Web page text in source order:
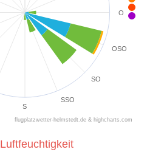
flugplatzwetter-helmstedt.de & highcharts.com
O
OSO
SO
SSO
S
Luftfeuchtigkeit